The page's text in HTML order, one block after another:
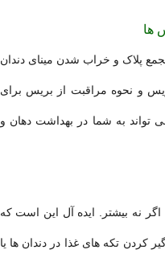
ها
پلاک و خراب شدن مینای دندان
و نحوه مراقبت از بریس برای
به شما در بهداشت دهان و
مسواک بزنید، اگر نه بیشتر. ایده آل این است که
کردن تکه های غذا در دندان ها یا